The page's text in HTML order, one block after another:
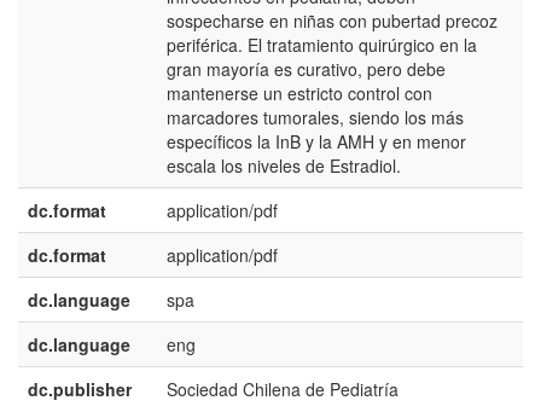
sospecharse en niñas con pubertad precoz
periférica. El tratamiento quirúrgico en la
gran mayoría es curativo, pero debe
mantenerse un estricto control con
marcadores tumorales, siendo los más
específicos la InB y la AMH y en menor
escala los niveles de Estradiol.
dc.format
application/pdf
dc.format
application/pdf
dc.language
spa
dc.language
eng
dc.publisher
Sociedad Chilena de Pediatría